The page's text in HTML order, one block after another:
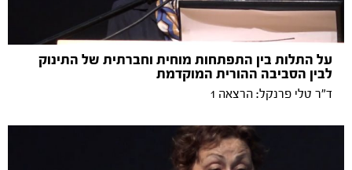
על התלות בין התפתחות מוחית וחברתית של התינוק
לבין הסביבה ההורית המוקדמת
ד"ר טלי פרנקל: הרצאה 1